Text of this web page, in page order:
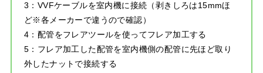
3：VVFケーブルを室内機に接続（剥きしろは15mmほ
ど※各メーカーで違うので確認）
4：配管をフレアツールを使ってフレア加工する
5：フレア加工した配管を室内機側の配管に先ほど取り
外したナットで接続する